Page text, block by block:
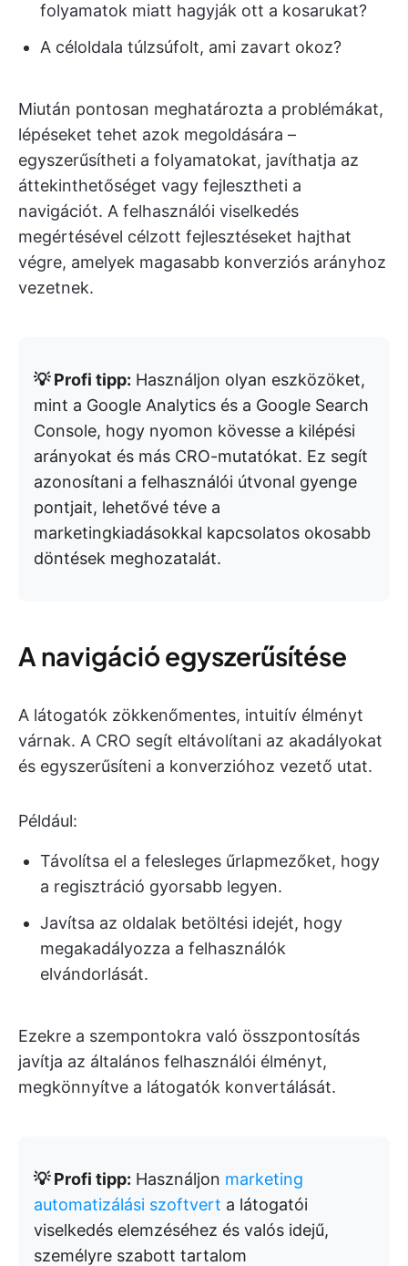
folyamatok miatt hagyják ott a kosarukat?
A céloldala túlzsúfolt, ami zavart okoz?
Miután pontosan meghatározta a problémákat,
lépéseket tehet azok megoldására –
egyszerűsítheti a folyamatokat, javíthatja az
áttekinthetőséget vagy fejlesztheti a
navigációt. A felhasználói viselkedés
megértésével célzott fejlesztéseket hajthat
végre, amelyek magasabb konverziós arányhoz
vezetnek.
💡 Profi tipp: Használjon olyan eszközöket,
mint a Google Analytics és a Google Search
Console, hogy nyomon kövesse a kilépési
arányokat és más CRO-mutatókat. Ez segít
azonosítani a felhasználói útvonal gyenge
pontjait, lehetővé téve a
marketingkiadásokkal kapcsolatos okosabb
döntések meghozatalát.
A navigáció egyszerűsítése
A látogatók zökkenőmentes, intuitív élményt
várnak. A CRO segít eltávolítani az akadályokat
és egyszerűsíteni a konverzióhoz vezető utat.
Például:
Távolítsa el a felesleges űrlapmezőket, hogy
a regisztráció gyorsabb legyen.
Javítsa az oldalak betöltési idejét, hogy
megakadályozza a felhasználók
elvándorlását.
Ezekre a szempontokra való összpontosítás
javítja az általános felhasználói élményt,
megkönnyítve a látogatók konvertálását.
💡 Profi tipp: Használjon marketing
automatizálási szoftvert a látogatói
viselkedés elemzéséhez és valós idejű,
személyre szabott tartalom